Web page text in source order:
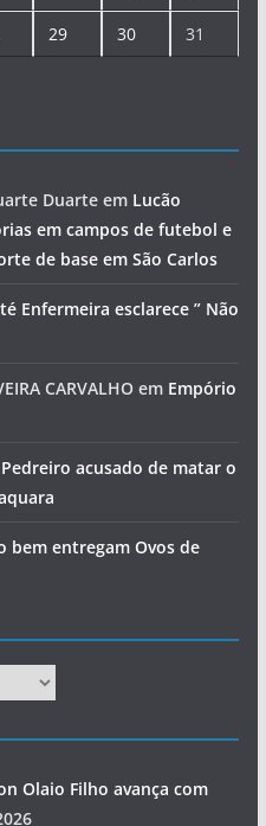
29 30 31
Duarteem Lucão
em campos de futebol e
de base em São Carlos
Enfermeira esclarece ” Não
CARVALHOem Empório
Pedreiro acusado de matar o
bem entregam Ovos de
Olaio Filho avança com